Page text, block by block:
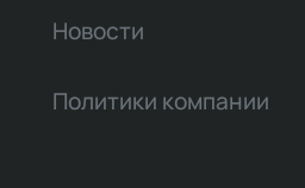
Новости
Политики компании